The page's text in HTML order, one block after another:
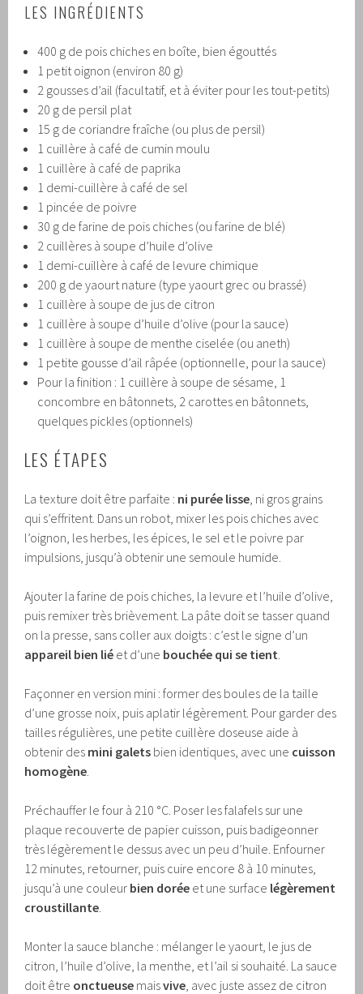
LES INGRÉDIENTS
400 g de pois chiches en boîte, bien égouttés
1 petit oignon (environ 80 g)
2 gousses d’ail (facultatif, et à éviter pour les tout-petits)
20 g de persil plat
15 g de coriandre fraîche (ou plus de persil)
1 cuillère à café de cumin moulu
1 cuillère à café de paprika
1 demi-cuillère à café de sel
1 pincée de poivre
30 g de farine de pois chiches (ou farine de blé)
2 cuillères à soupe d’huile d’olive
1 demi-cuillère à café de levure chimique
200 g de yaourt nature (type yaourt grec ou brassé)
1 cuillère à soupe de jus de citron
1 cuillère à soupe d’huile d’olive (pour la sauce)
1 cuillère à soupe de menthe ciselée (ou aneth)
1 petite gousse d’ail râpée (optionnelle, pour la sauce)
Pour la finition : 1 cuillère à soupe de sésame, 1
concombre en bâtonnets, 2 carottes en bâtonnets,
quelques pickles (optionnels)
LES ÉTAPES
La texture doit être parfaite : ni purée lisse , ni gros grains
qui s’effritent. Dans un robot, mixer les pois chiches avec
l’oignon, les herbes, les épices, le sel et le poivre par
impulsions, jusqu’à obtenir une semoule humide.
Ajouter la farine de pois chiches, la levure et l’huile d’olive,
puis remixer très brièvement. La pâte doit se tasser quand
on la presse, sans coller aux doigts : c’est le signe d’un
appareil bien lié et d’une bouchée qui se tient
Façonner en version mini : former des boules de la taille
d’une grosse noix, puis aplatir légèrement. Pour garder des
tailles régulières, une petite cuillère doseuse aide à
obtenir des mini galets bien identiques, avec une cuisson
homogène
Préchauffer le four à 210 °C. Poser les falafels sur une
plaque recouverte de papier cuisson, puis badigeonner
très légèrement le dessus avec un peu d’huile. Enfourner
12 minutes, retourner, puis cuire encore 8 à 10 minutes,
jusqu’à une couleur bien dorée et une surface légèrement
croustillante
Monter la sauce blanche : mélanger le yaourt, le jus de
citron, l’huile d’olive, la menthe, et l’ail si souhaité. La sauce
doit être onctueuse maisvive , avec juste assez de citron